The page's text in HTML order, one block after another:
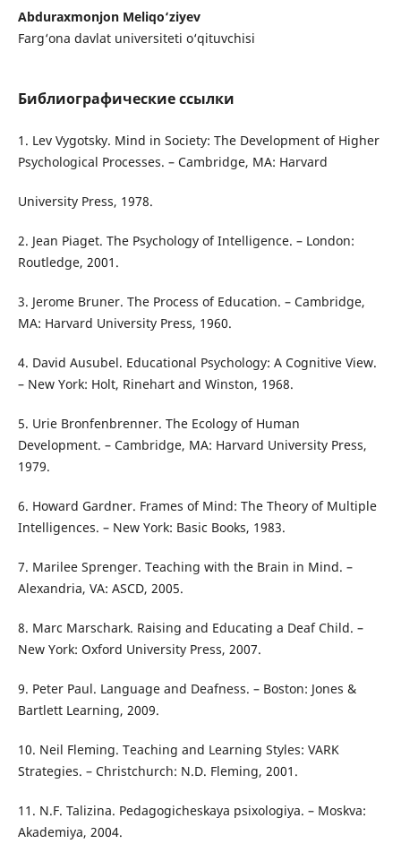
Abduraxmonjon Meliqo‘ziyev
Farg‘ona davlat universiteti o‘qituvchisi
Библиографические ссылки
1. Lev Vygotsky. Mind in Society: The Development of Higher
Psychological Processes. – Cambridge, MA: Harvard
University Press, 1978.
2. Jean Piaget. The Psychology of Intelligence. – London:
Routledge, 2001.
3. Jerome Bruner. The Process of Education. – Cambridge,
MA: Harvard University Press, 1960.
4. David Ausubel. Educational Psychology: A Cognitive View.
– New York: Holt, Rinehart and Winston, 1968.
5. Urie Bronfenbrenner. The Ecology of Human
Development. – Cambridge, MA: Harvard University Press,
1979.
6. Howard Gardner. Frames of Mind: The Theory of Multiple
Intelligences. – New York: Basic Books, 1983.
7. Marilee Sprenger. Teaching with the Brain in Mind. –
Alexandria, VA: ASCD, 2005.
8. Marc Marschark. Raising and Educating a Deaf Child. –
New York: Oxford University Press, 2007.
9. Peter Paul. Language and Deafness. – Boston: Jones &
Bartlett Learning, 2009.
10. Neil Fleming. Teaching and Learning Styles: VARK
Strategies. – Christchurch: N.D. Fleming, 2001.
11. N.F. Talizina. Pedagogicheskaya psixologiya. – Moskva:
Akademiya, 2004.